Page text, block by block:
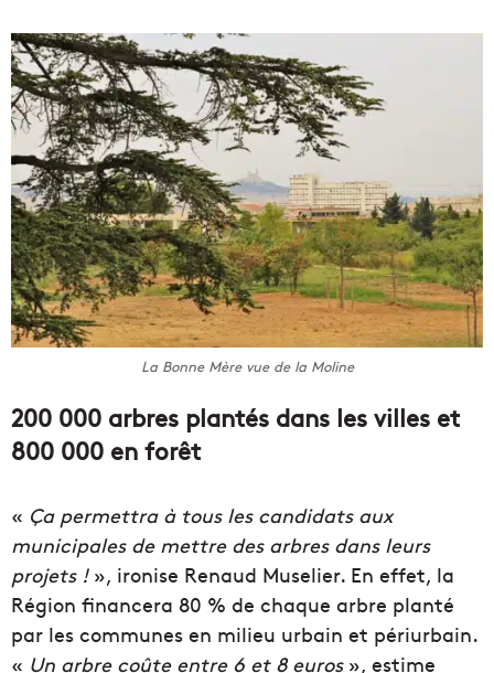
La Bonne Mère vue de la Moline
200 000 arbres plantés dans les villes et
800 000 en forêt
« Ça permettra à tous les candidats aux
municipales de mettre des arbres dans leurs
projets !», ironise Renaud Muselier. En effet, la
Région financera 80 % de chaque arbre planté
par les communes en milieu urbain et périurbain.
« Un arbre coûte entre 6 et 8 euros», estime